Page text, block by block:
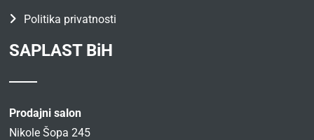
Politika privatnosti
SAPLAST BiH
Prodajni salon
Nikole Šopa 245